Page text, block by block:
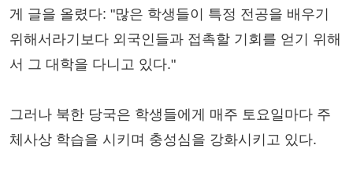
게 글을 올렸다: "많은 학생들이 특정 전공을 배우기
위해서라기보다 외국인들과 접촉할 기회를 얻기 위해
서 그 대학을 다니고 있다."
그러나 북한 당국은 학생들에게 매주 토요일마다 주
체사상 학습을 시키며 충성심을 강화시키고 있다.